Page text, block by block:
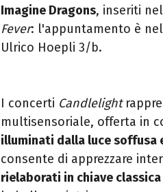
Imagine Dragons, inseriti
Fever: l'appuntamento è
Ulrico Hoepli 3/b.
I concerti Candlelight
multisensoriale, offerta in
illuminati dalla luce soffusa
consente di apprezzare
rielaborati in chiave